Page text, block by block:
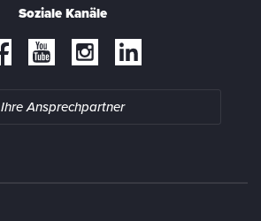
Soziale Kanäle
Ihre Ansprechpartner